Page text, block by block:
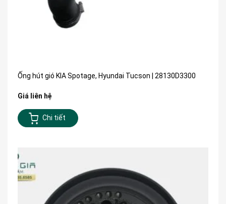
Ống hút gió KIA Spotage, Hyundai Tucson | 28130D3300
Giá liên hệ
Chi tiết